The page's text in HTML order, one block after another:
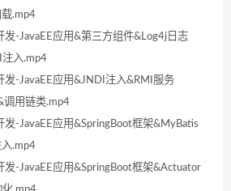
.mp4
-JavaEE应用&第三方组件&Log4j日志
注入.mp4
-JavaEE应用&JNDI注入&RMI服务
调用链类.mp4
-JavaEE应用&SpringBoot框架&MyBatis
.mp4
-JavaEE应用&SpringBoot框架&Actuator